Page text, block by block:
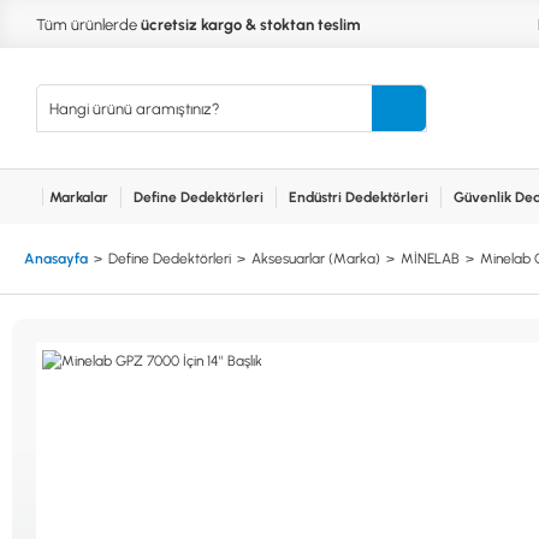
RUTUS DEDEKTÖR
TEKNETICS
Tüm ürünlerdeücretsiz kargo & stoktan teslim
Markalar Define Dedektörleri Endüstri Dedektörleri Güvenlik
Anasayfa Define Dedektörleri Aksesuarlar (Marka) MİNELAB Minelab